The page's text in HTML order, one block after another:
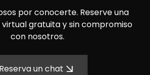
por conocerte. Reserve una
gratuita y sin compromiso
con nosotros.
Reserva un chat